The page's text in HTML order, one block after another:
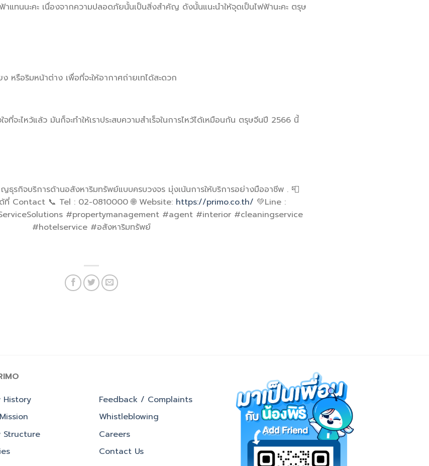
าแทนนะคะ เนื่องจากความปลอดภัยนั้นเป็นสิ่งสำคัญ ดังนั้นแนะนำให้จุดเป็นไฟฟ้านะคะ ตรุษ
หรือริมหน้าต่าง เพื่อที่จะให้อากาศถ่ายเทได้สะดวก
ที่จะไหว้แล้ว มันก็จะทำให้เราประสบความสำเร็จในการไหว้ได้เหมือนกัน ตรุษจีนปี 2566 นี้
ชาญธุรกิจบริการด้านอสังหาริมทรัพย์แบบครบวงจร มุ่งเน้นการให้บริการอย่างมืออาชีพ . 📮
ด้ที่ Contact 📞 Tel : 02-0810000 🌐 Website: https://primo.co.th/ 💚Line :
#propertymanagement #agent #interior #cleaningservice
#hotelservice #อสังหาริมทรัพย์
History
Structure
Feedback / Complaints
Whistleblowing
Careers
Contact Us